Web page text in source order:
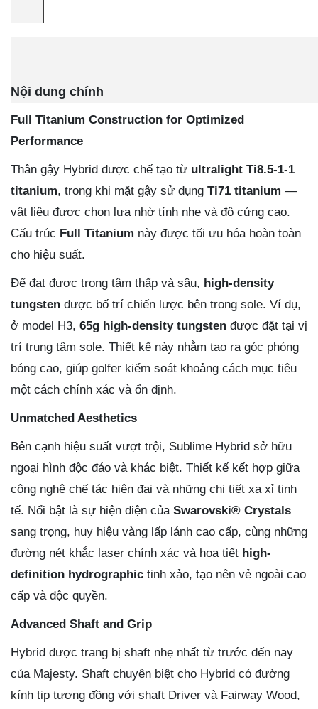
Nội dung chính
Full Titanium Construction for Optimized
Performance
Thân gậy Hybrid được chế tạo từ ultralight Ti8.5-1-1
titanium, trong khi mặt gậy sử dụng Ti71 titanium —
vật liệu được chọn lựa nhờ tính nhẹ và độ cứng cao.
Cấu trúc Full Titanium này được tối ưu hóa hoàn toàn
cho hiệu suất.
Để đạt được trọng tâm thấp và sâu, high-density
tungsten được bố trí chiến lược bên trong sole. Ví dụ,
ở model H3, 65g high-density tungsten được đặt tại vị
trí trung tâm sole. Thiết kế này nhằm tạo ra góc phóng
bóng cao, giúp golfer kiểm soát khoảng cách mục tiêu
một cách chính xác và ổn định.
Unmatched Aesthetics
Bên cạnh hiệu suất vượt trội, Sublime Hybrid sở hữu
ngoại hình độc đáo và khác biệt. Thiết kế kết hợp giữa
công nghệ chế tác hiện đại và những chi tiết xa xỉ tinh
tế. Nổi bật là sự hiện diện của Swarovski® Crystals
sang trọng, huy hiệu vàng lấp lánh cao cấp, cùng những
đường nét khắc laser chính xác và họa tiết high-
definition hydrographic tinh xảo, tạo nên vẻ ngoài cao
cấp và độc quyền.
Advanced Shaft and Grip
Hybrid được trang bị shaft nhẹ nhất từ trước đến nay
của Majesty. Shaft chuyên biệt cho Hybrid có đường
kính tip tương đồng với shaft Driver và Fairway Wood,